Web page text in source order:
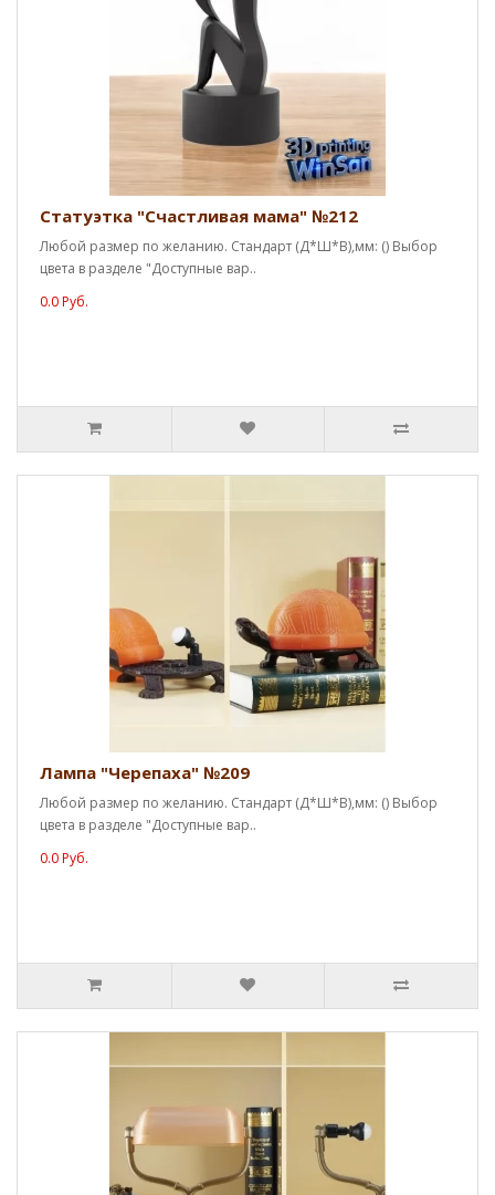
Статуэтка "Счастливая мама" №212
Любой размер по желанию. Стандарт (Д*Ш*В),мм: () Выбор
цвета в разделе "Доступные вар..
0.0 Руб.
Лампа "Черепаха" №209
Любой размер по желанию. Стандарт (Д*Ш*В),мм: () Выбор
цвета в разделе "Доступные вар..
0.0 Руб.